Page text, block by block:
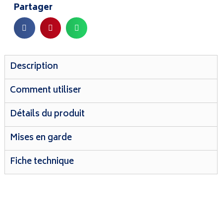
Partager
Description
Comment utiliser
Détails du produit
Mises en garde
Fiche technique